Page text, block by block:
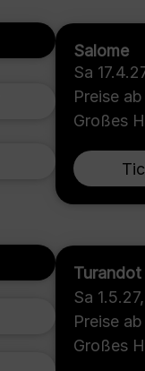
Salome
Sa
Preise
Großes
Turandot
Sa 1.5.27,
Preise
Großes